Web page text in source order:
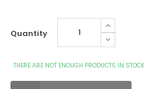
Quantity
THERE ARE NOT ENOUGH PRODUCTS IN STOCK